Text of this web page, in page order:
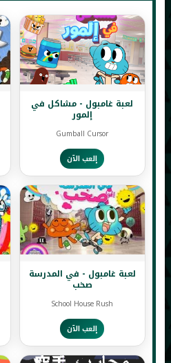
لعبة غامبول - مشاكل في
إلمور
Gumball Cursor
إلعب الآن
لعبة غامبول - في المدرسة
صخب
School House Rush
إلعب الآن